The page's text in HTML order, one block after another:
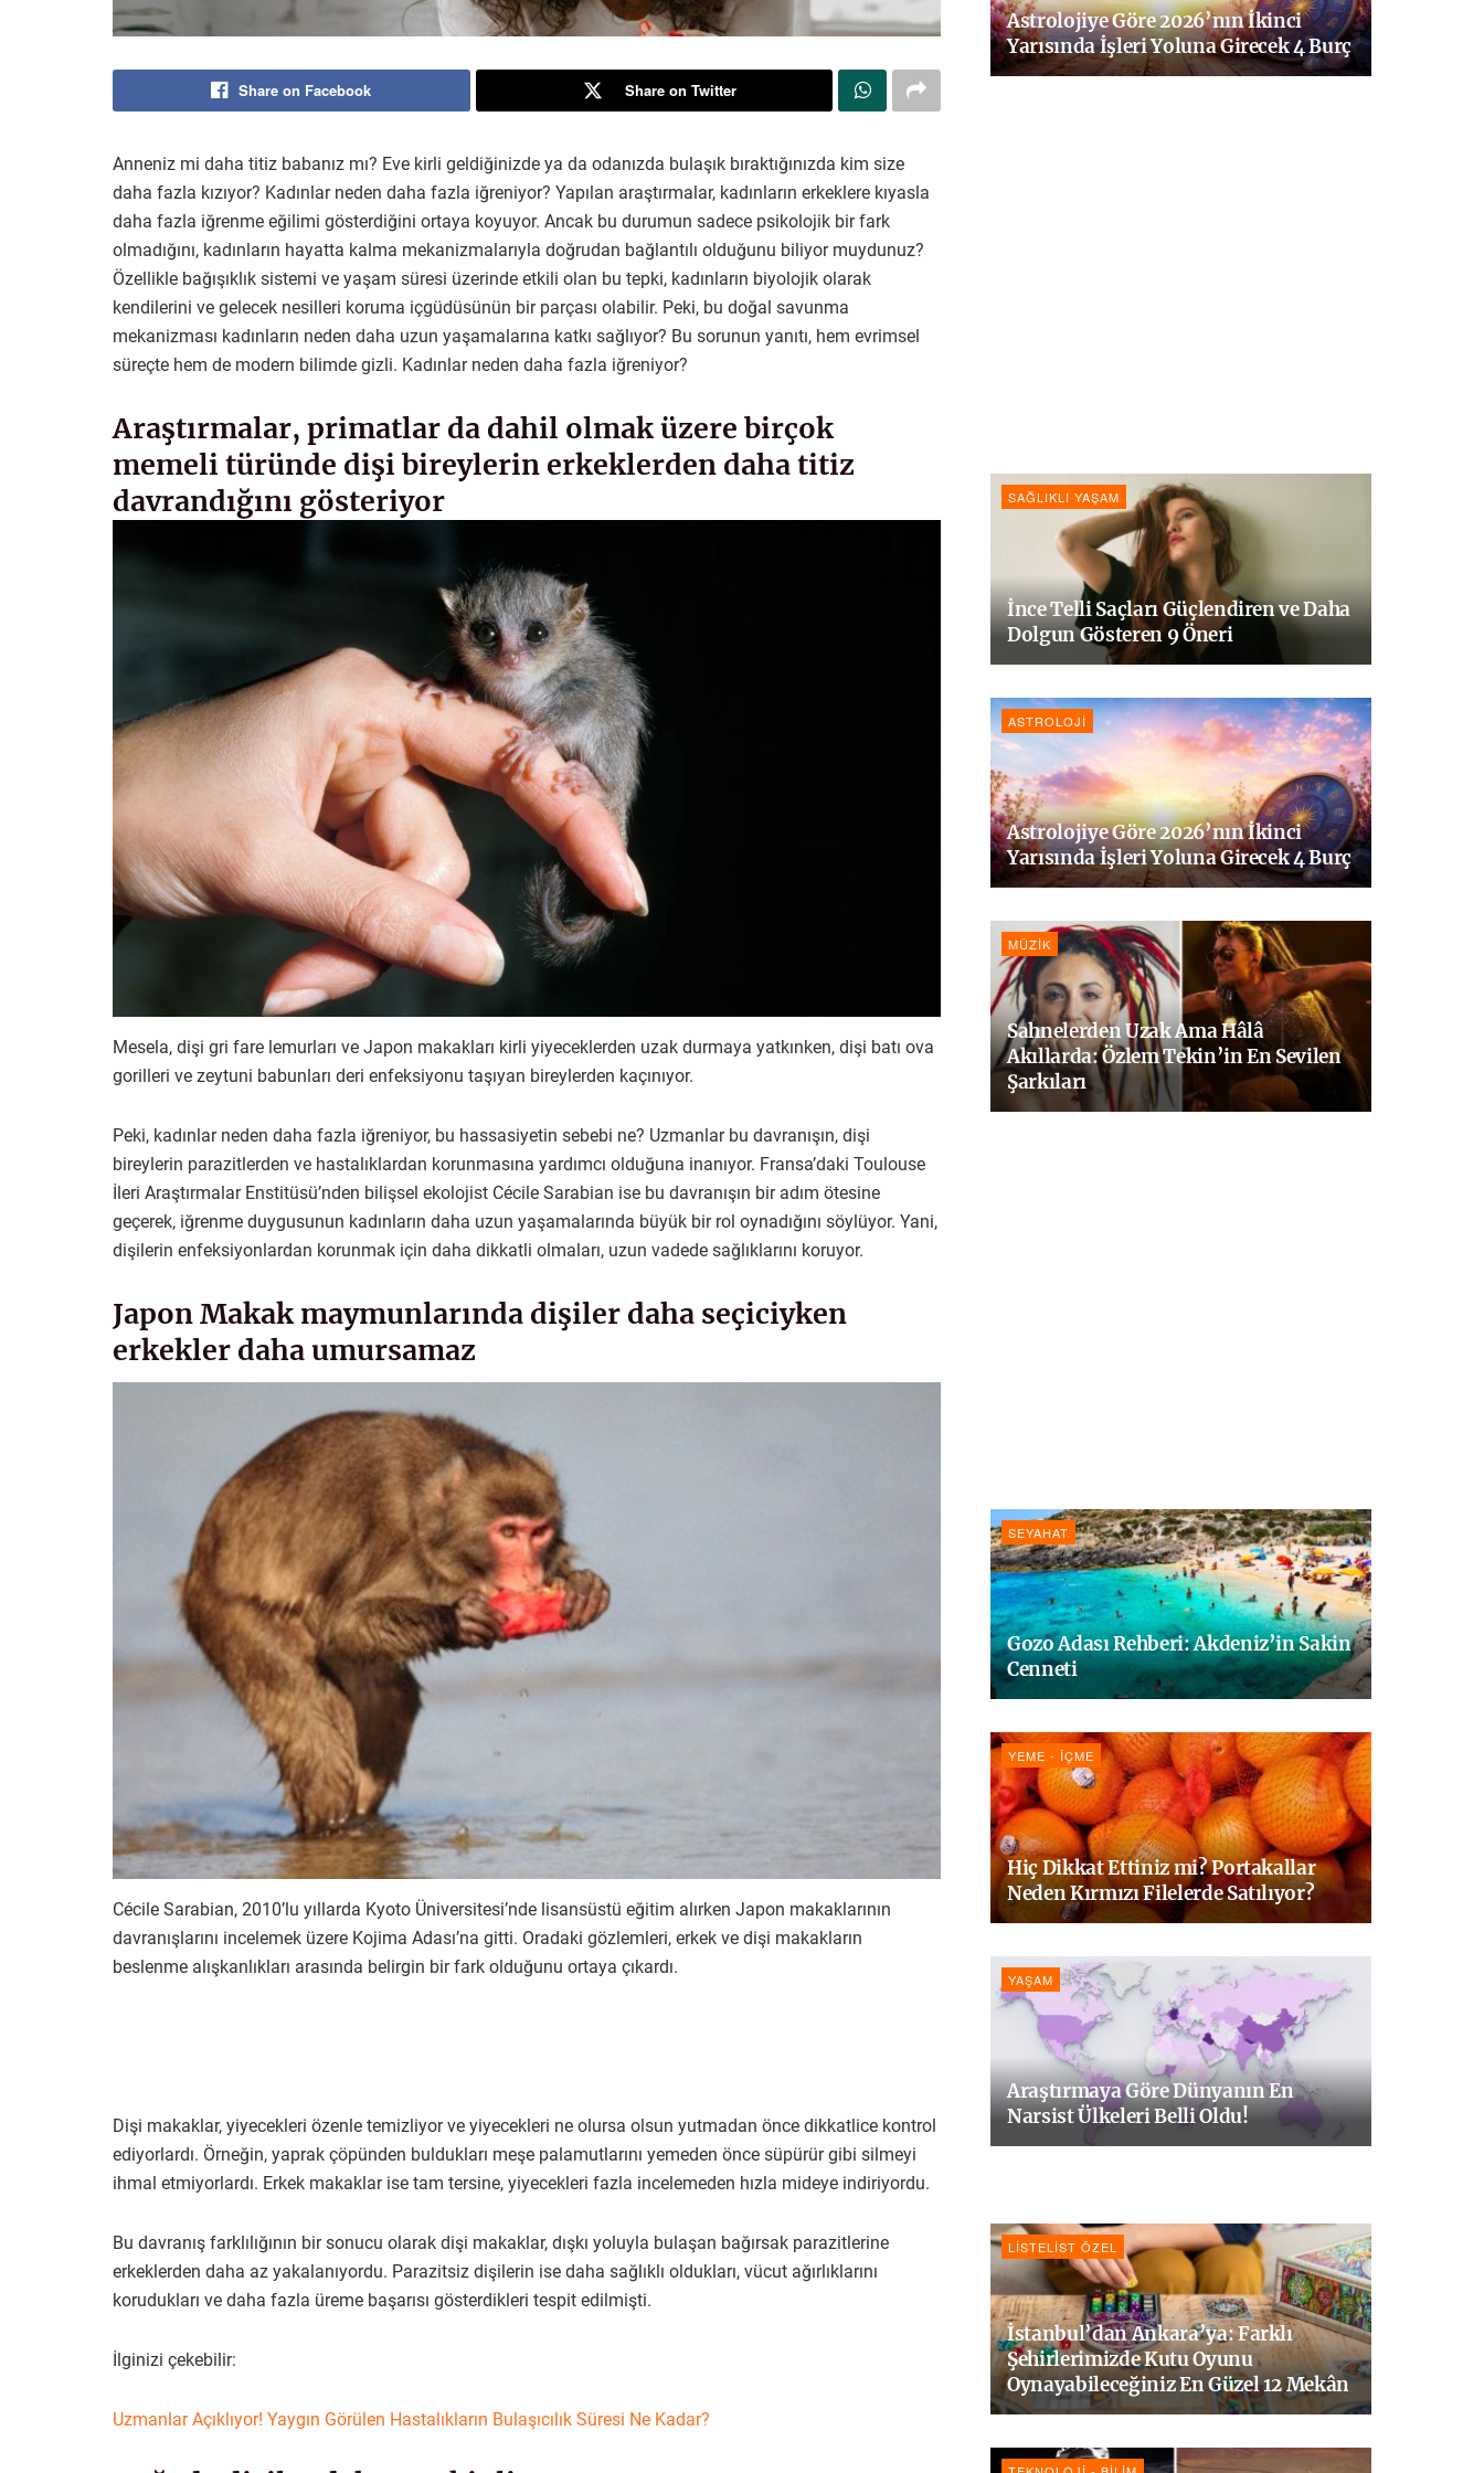
Share on Facebook Share on Twitter
Anneniz mi daha titiz babanız mı? Eve kirli geldiğinizde ya da odanızda bulaşık bıraktığınızda kim size
daha fazla kızıyor? Kadınlar neden daha fazla iğreniyor? Yapılan araştırmalar, kadınların erkeklere kıyasla
daha fazla iğrenme eğilimi gösterdiğini ortaya koyuyor. Ancak bu durumun sadece psikolojik bir fark
olmadığını, kadınların hayatta kalma mekanizmalarıyla doğrudan bağlantılı olduğunu biliyor muydunuz?
Özellikle bağışıklık sistemi ve yaşam süresi üzerinde etkili olan bu tepki, kadınların biyolojik olarak
kendilerini ve gelecek nesilleri koruma içgüdüsünün bir parçası olabilir. Peki, bu doğal savunma
mekanizması kadınların neden daha uzun yaşamalarına katkı sağlıyor? Bu sorunun yanıtı, hem evrimsel
süreçte hem de modern bilimde gizli. Kadınlar neden daha fazla iğreniyor?
Araştırmalar, primatlar da dahil olmak üzere birçok
memeli türünde dişi bireylerin erkeklerden daha titiz
davrandığını gösteriyor
Mesela, dişi gri fare lemurları ve Japon makakları kirli yiyeceklerden uzak durmaya yatkınken, dişi batı ova
gorilleri ve zeytuni babunları deri enfeksiyonu taşıyan bireylerden kaçınıyor.
Peki, kadınlar neden daha fazla iğreniyor, bu hassasiyetin sebebi ne? Uzmanlar bu davranışın, dişi
bireylerin parazitlerden ve hastalıklardan korunmasına yardımcı olduğuna inanıyor. Fransa’daki Toulouse
İleri Araştırmalar Enstitüsü’nden bilişsel ekolojist Cécile Sarabian ise bu davranışın bir adım ötesine
geçerek, iğrenme duygusunun kadınların daha uzun yaşamalarında büyük bir rol oynadığını söylüyor. Yani,
dişilerin enfeksiyonlardan korunmak için daha dikkatli olmaları, uzun vadede sağlıklarını koruyor.
Japon Makak maymunlarında dişiler daha seçiciyken
erkekler daha umursamaz
Cécile Sarabian, 2010’lu yıllarda Kyoto Üniversitesi’nde lisansüstü eğitim alırken Japon makaklarının
davranışlarını incelemek üzere Kojima Adası’na gitti. Oradaki gözlemleri, erkek ve dişi makakların
beslenme alışkanlıkları arasında belirgin bir fark olduğunu ortaya çıkardı.
Dişi makaklar, yiyecekleri özenle temizliyor ve yiyecekleri ne olursa olsun yutmadan önce dikkatlice kontrol
ediyorlardı. Örneğin, yaprak çöpünden buldukları meşe palamutlarını yemeden önce süpürür gibi silmeyi
ihmal etmiyorlardı. Erkek makaklar ise tam tersine, yiyecekleri fazla incelemeden hızla mideye indiriyordu.
Bu davranış farklılığının bir sonucu olarak dişi makaklar, dışkı yoluyla bulaşan bağırsak parazitlerine
erkeklerden daha az yakalanıyordu. Parazitsiz dişilerin ise daha sağlıklı oldukları, vücut ağırlıklarını
korudukları ve daha fazla üreme başarısı gösterdikleri tespit edilmişti.
İlginizi çekebilir:
Uzmanlar Açıklıyor! Yaygın Görülen Hastalıkların Bulaşıcılık Süresi Ne Kadar?
Astrolojiye Göre 2026’nın İkinci
Yarısında İşleri Yoluna Girecek 4 Burç
SAĞLIKLI YAŞAM
İnce Telli Saçları Güçlendiren ve Daha
Dolgun Gösteren 9 Öneri
ASTROLOJI
Astrolojiye Göre 2026’nın İkinci
Yarısında İşleri Yoluna Girecek 4 Burç
MÜZIK
Sahnelerden Uzak Ama Hâlâ
Akıllarda: Özlem Tekin’in En Sevilen
Şarkıları
SEYAHAT
Gozo Adası Rehberi: Akdeniz’in Sakin
Cenneti
YEME - İÇME
Hiç Dikkat Ettiniz mi? Portakallar
Neden Kırmızı Filelerde Satılıyor?
YAŞAM
Araştırmaya Göre Dünyanın En
Narsist Ülkeleri Belli Oldu!
LISTELIST ÖZEL
İstanbul’dan Ankara’ya: Farklı
Şehirlerimizde Kutu Oyunu
Oynayabileceğiniz En Güzel 12 Mekân